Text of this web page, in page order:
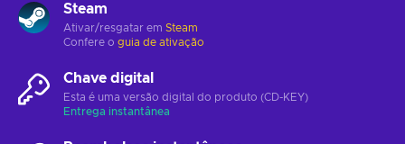
Steam
Ativar/resgatar em Steam
Confere o guia de ativação
Chave digital
Esta é uma versão digital do produto (CD-KEY)
Entrega instantânea